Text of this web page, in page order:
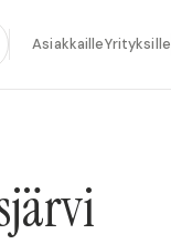
AsiakkailleYrityksille